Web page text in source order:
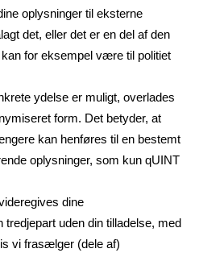
oplysninger til eksterne
det, eller det er en del af den
for eksempel være til politiet
ydelse er muligt, overlades
form. Det betyder, at
kan henføres til en bestemt
oplysninger, som kun qUINT
dine
tredjepart uden din tilladelse, med
vi frasælger (dele af)